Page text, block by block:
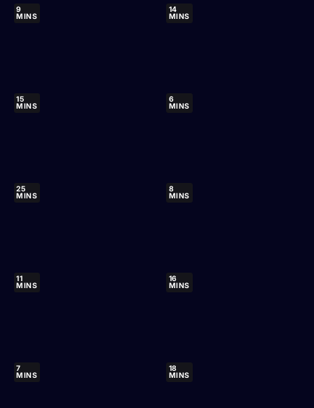
9
MINS
14
MINS
15
MINS
6
MINS
25
MINS
8
MINS
11
MINS
16
MINS
7
MINS
18
MINS